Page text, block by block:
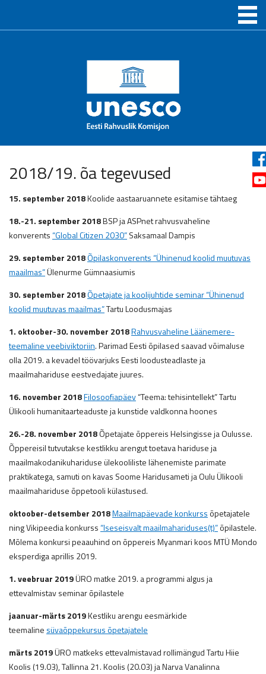
2018/19. õa tegevused
15. september 2018Koolide aastaaruannete esitamise tähtaeg
18.-21. september 2018BSP ja ASPnet rahvusvaheline
konverents“Global Citizen 2030”Saksamaal Dampis
29. september 2018Õpilaskonverents “Ühinenud koolid muutuvas
maailmas”Ülenurme Gümnaasiumis
30. september 2018Õpetajate ja koolijuhtide seminar “Ühinenud
koolid muutuvas maailmas”Tartu Loodusmajas
1. oktoober-30. november 2018Rahvusvaheline Läänemere-
teemaline veebiviktoriin. Parimad Eesti õpilased saavad võimaluse
olla 2019. a kevadel töövarjuks Eesti loodusteadlaste ja
maailmahariduse eestvedajate juures.
16. november 2018Filosoofiapäev“Teema: tehisintellekt” Tartu
Ülikooli humanitaarteaduste ja kunstide valdkonna hoones
26.-28. november 2018Õpetajate õppereis Helsingisse ja Oulusse.
Õppereisil tutvutakse kestlikku arengut toetava hariduse ja
maailmakodanikuhariduse ülekooliliste lähenemiste parimate
praktikatega, samuti on kavas Soome Haridusameti ja Oulu Ülikooli
maailmahariduse õppetooli külastused.
oktoober-detsember 2018Maailmapäevade konkurssõpetajatele
ning Vikipeedia konkurss“Iseseisvalt maailmahariduses(t)”õpilastele.
Mõlema konkursi peaauhind on õppereis Myanmari koos MTÜ Mondo
eksperdiga aprillis 2019.
1. veebruar 2019ÜRO matke 2019. a programmi algus ja
ettevalmistav seminar õpilastele
jaanuar-märts 2019Kestliku arengu eesmärkide
teemaline süvaõppekursus õpetajatele
märts 2019ÜRO matkeks ettevalmistavad rollimängud Tartu Hiie
Koolis (19.03), Tallinna 21. Koolis (20.03) ja Narva Vanalinna